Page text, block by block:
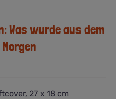
Was wurde aus dem
27 x 18 cm